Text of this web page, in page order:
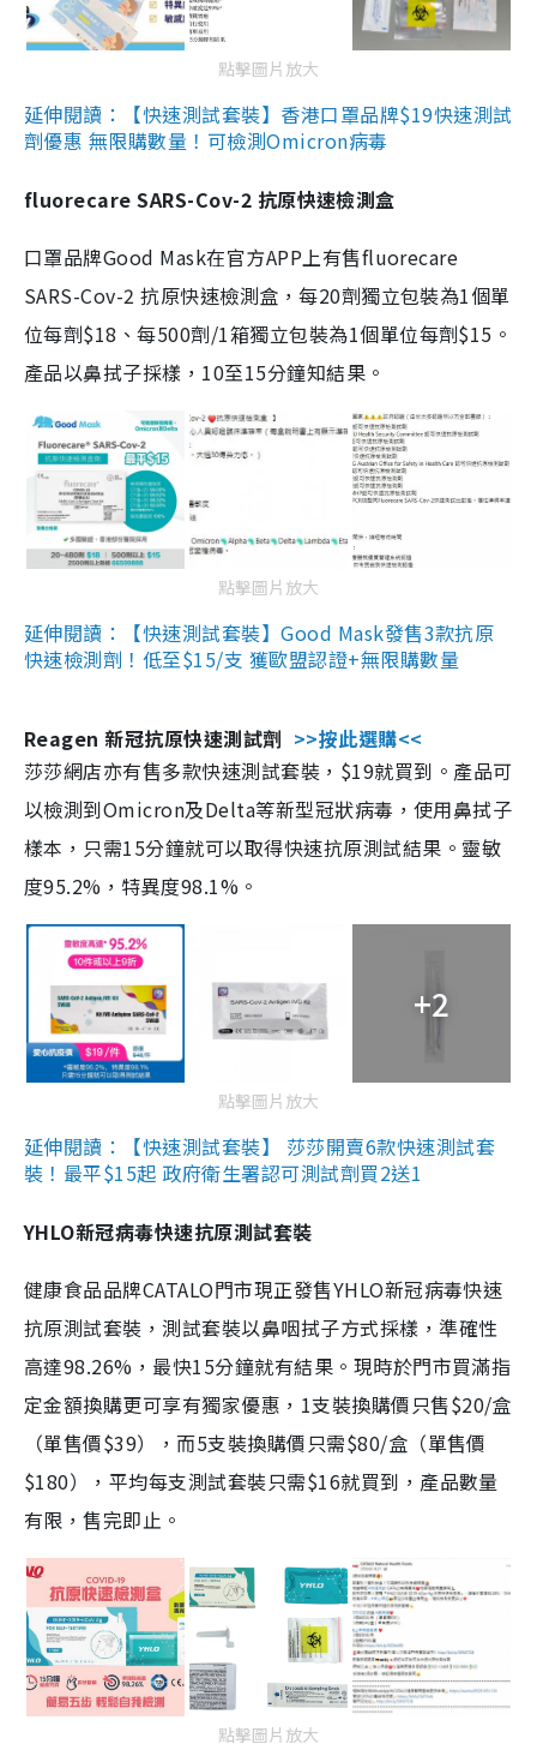
點擊圖片放大
延伸閱讀：【快速測試套裝】香港口罩品牌$19快速測試
劑優惠 無限購數量！可檢測Omicron病毒
fluorecare SARS-Cov-2 抗原快速檢測盒
口罩品牌Good Mask在官方APP上有售fluorecare
SARS-Cov-2 抗原快速檢測盒，每20劑獨立包裝為1個單
位每劑$18、每500劑/1箱獨立包裝為1個單位每劑$15。
產品以鼻拭子採樣，10至15分鐘知結果。
點擊圖片放大
延伸閱讀：【快速測試套裝】Good Mask發售3款抗原
快速檢測劑！低至$15/支 獲歐盟認證+無限購數量
Reagen 新冠抗原快速測試劑 >>按此選購<<
莎莎網店亦有售多款快速測試套裝，$19就買到。產品可
以檢測到Omicron及Delta等新型冠狀病毒，使用鼻拭子
樣本，只需15分鐘就可以取得快速抗原測試結果。靈敏
度95.2%，特異度98.1%。
+2
點擊圖片放大
延伸閱讀：【快速測試套裝】 莎莎開賣6款快速測試套
裝！最平$15起 政府衛生署認可測試劑買2送1
YHLO新冠病毒快速抗原測試套裝
健康食品品牌CATALO門市現正發售YHLO新冠病毒快速
抗原測試套裝，測試套裝以鼻咽拭子方式採樣，準確性
高達98.26%，最快15分鐘就有結果。現時於門市買滿指
定金額換購更可享有獨家優惠，1支裝換購價只售$20/盒
（單售價$39），而5支裝換購價只需$80/盒（單售價
$180），平均每支測試套裝只需$16就買到，產品數量
有限，售完即止。
點擊圖片放大